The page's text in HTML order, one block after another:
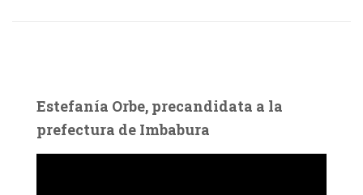
Estefanía Orbe, precandidata a la
prefectura de Imbabura